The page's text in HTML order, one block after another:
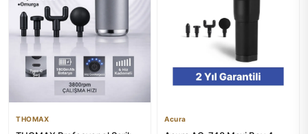
THOMAX Acura